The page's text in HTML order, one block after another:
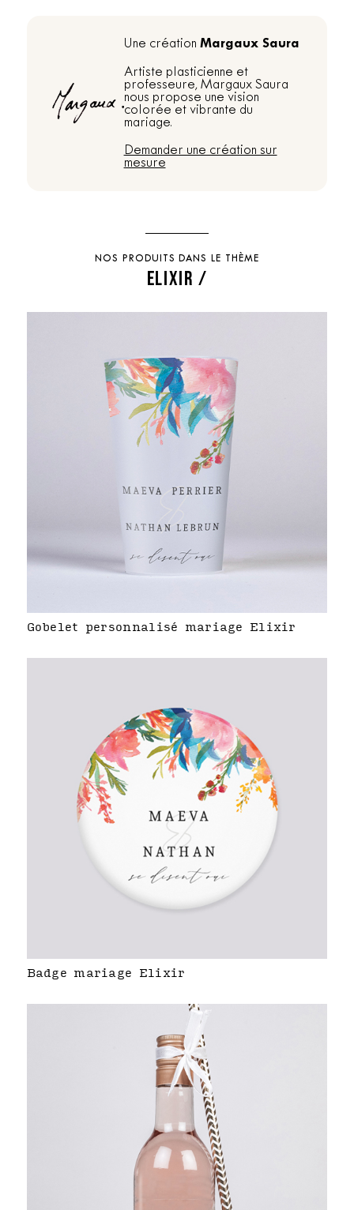
Une création Margaux Saura
Artiste plasticienne et
professeure, Margaux Saura
nous propose une vision
colorée et vibrante du
mariage.
Demander une création sur
mesure
NOS PRODUITS DANS LE THÈME
ELIXIR /
Gobelet personnalisé mariage Elixir
Badge mariage Elixir